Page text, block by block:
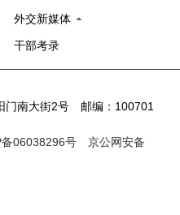
外交新媒体
干部考录
门南大街2号 邮编：100701
06038296号
京公网安备